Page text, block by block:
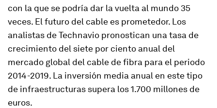
con la que se podría dar la vuelta al mundo 35
veces. El futuro del cable es prometedor. Los
analistas de Technavio pronostican una tasa de
crecimiento del siete por ciento anual del
mercado global del cable de fibra para el periodo
2014-2019. La inversión media anual en este tipo
de infraestructuras supera los 1.700 millones de
euros.